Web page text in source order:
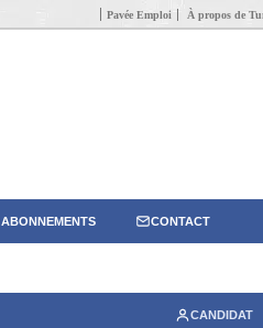
Pavée Emploi À propos de
ABONNEMENTS CONTACT
CANDIDAT